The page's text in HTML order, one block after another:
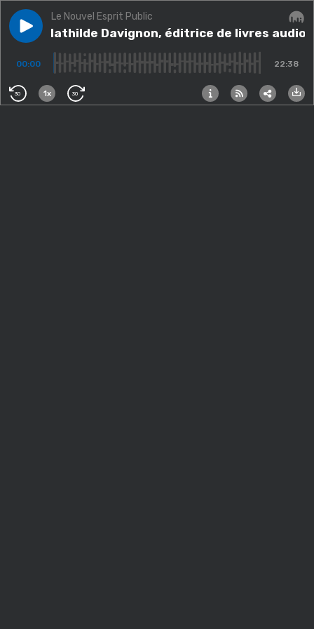
Play episodeBada : Mathilde Davignon, éditrice de livres audio (2/
Le Nouvel Esprit Public
Bada : Mathilde Davignon, éditrice de livres audio
00:00 22:38
30 1x 30